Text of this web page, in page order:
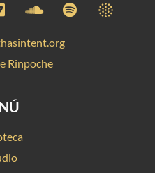
Rinpoche